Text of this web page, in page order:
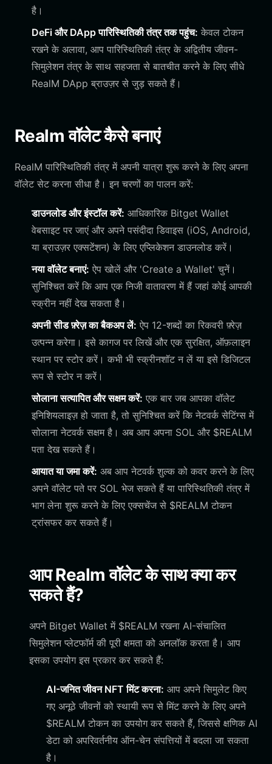
है।
DeFi और DApp पारिस्थितिकी तंत्र तक पहुंच: केवल टोकन
रखने के अलावा, आप पारिस्थितिकी तंत्र के अद्वितीय जीवन-
सिमुलेशन तंत्र के साथ सहजता से बातचीत करने के लिए सीधे
RealM DApp ब्राउज़र से जुड़ सकते हैं।
Realm वॉलेट कैसे बनाएं
RealM पारिस्थितिकी तंत्र में अपनी यात्रा शुरू करने के लिए अपना
वॉलेट सेट करना सीधा है। इन चरणों का पालन करें:
डाउनलोड और इंस्टॉल करें: आधिकारिक Bitget Wallet
वेबसाइट पर जाएं और अपने पसंदीदा डिवाइस (iOS, Android,
या ब्राउज़र एक्सटेंशन) के लिए एप्लिकेशन डाउनलोड करें।
नया वॉलेट बनाएं: ऐप खोलें और 'Create a Wallet' चुनें।
सुनिश्चित करें कि आप एक निजी वातावरण में हैं जहां कोई आपकी
स्क्रीन नहीं देख सकता है।
अपनी सीड फ़्रेज़ का बैकअप लें: ऐप 12-शब्दों का रिकवरी फ़्रेज़
उत्पन्न करेगा। इसे कागज पर लिखें और एक सुरक्षित, ऑफ़लाइन
स्थान पर स्टोर करें। कभी भी स्क्रीनशॉट न लें या इसे डिजिटल
रूप से स्टोर न करें।
सोलाना सत्यापित और सक्षम करें: एक बार जब आपका वॉलेट
इनिशियलाइज़ हो जाता है, तो सुनिश्चित करें कि नेटवर्क सेटिंग्स में
सोलाना नेटवर्क सक्षम है। अब आप अपना SOL और $REALM
पता देख सकते हैं।
आयात या जमा करें: अब आप नेटवर्क शुल्क को कवर करने के लिए
अपने वॉलेट पते पर SOL भेज सकते हैं या पारिस्थितिकी तंत्र में
भाग लेना शुरू करने के लिए एक्सचेंज से $REALM टोकन
ट्रांसफर कर सकते हैं।
आप Realm वॉलेट के साथ क्या कर
सकते हैं?
अपने Bitget Wallet में $REALM रखना AI-संचालित
सिमुलेशन प्लेटफॉर्म की पूरी क्षमता को अनलॉक करता है। आप
इसका उपयोग इस प्रकार कर सकते हैं:
AI-जनित जीवन NFT मिंट करना: आप अपने सिमुलेट किए
गए अनूठे जीवनों को स्थायी रूप से मिंट करने के लिए अपने
$REALM टोकन का उपयोग कर सकते हैं, जिससे क्षणिक AI
डेटा को अपरिवर्तनीय ऑन-चेन संपत्तियों में बदला जा सकता
है।